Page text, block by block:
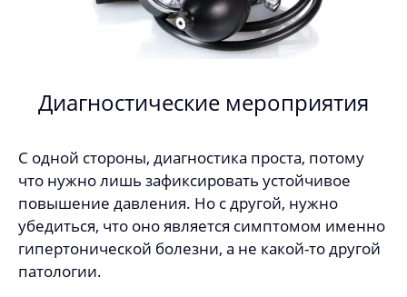
Диагностические мероприятия
С одной стороны, диагностика проста, потому
что нужно лишь зафиксировать устойчивое
повышение давления. Но с другой, нужно
убедиться, что оно является симптомом именно
гипертонической болезни, а не какой-то другой
патологии.